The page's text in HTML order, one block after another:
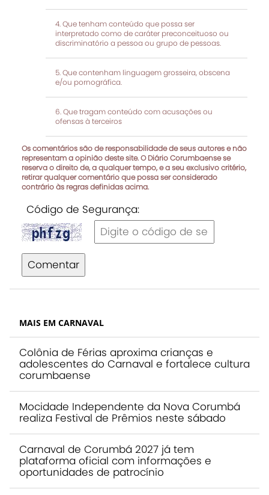
Que tenham conteúdo que possa ser
interpretado como de caráter preconceituoso ou
discriminatório a pessoa ou grupo de pessoas.
Que contenham linguagem grosseira, obscena
e/ou pornográfica.
Que tragam conteúdo com acusações ou
ofensas à terceiros
Os comentários são de responsabilidade de seus autores e não
representam a opinião deste site. O Diário Corumbaense se
reserva o direito de, a qualquer tempo, e a seu exclusivo critério,
retirar qualquer comentário que possa ser considerado
contrário às regras definidas acima.
Código de Segurança:
Comentar
MAIS EM CARNAVAL
Colônia de Férias aproxima crianças e
adolescentes do Carnaval e fortalece cultura
corumbaense
Mocidade Independente da Nova Corumbá
realiza Festival de Prêmios neste sábado
Carnaval de Corumbá 2027 já tem
plataforma oficial com informações e
oportunidades de patrocínio